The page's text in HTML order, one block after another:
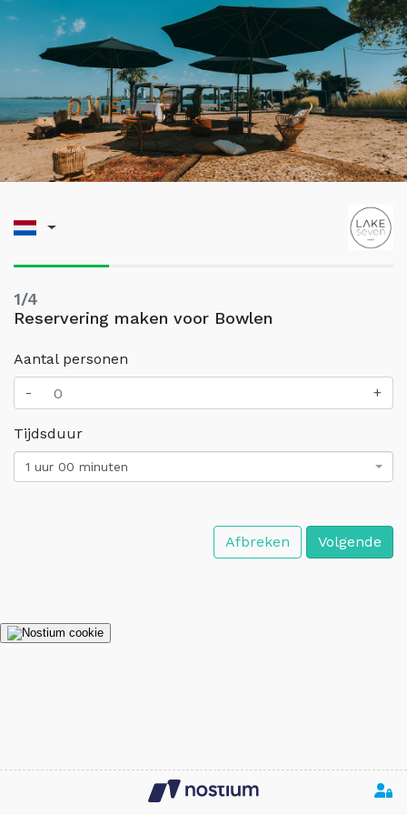
1/4
Reservering maken voor Bowlen
Aantal personen
-
+
Tijdsduur
1 uur 00 minuten
Afbreken Volgende